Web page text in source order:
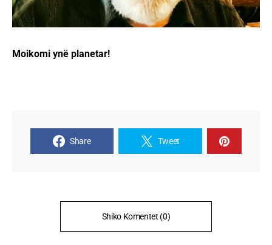
Moikomi ynë planetar!
Share Tweet
Shiko Komentet (0)